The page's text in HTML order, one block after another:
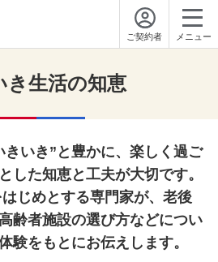
ご契約者 メニュー
き生活の知恵
いき”と豊かに、楽しく過ご
した知恵と工夫が大切です。
じめとする専門家が、老後
齢者施設の選び方などについ
験をもとにお伝えします。